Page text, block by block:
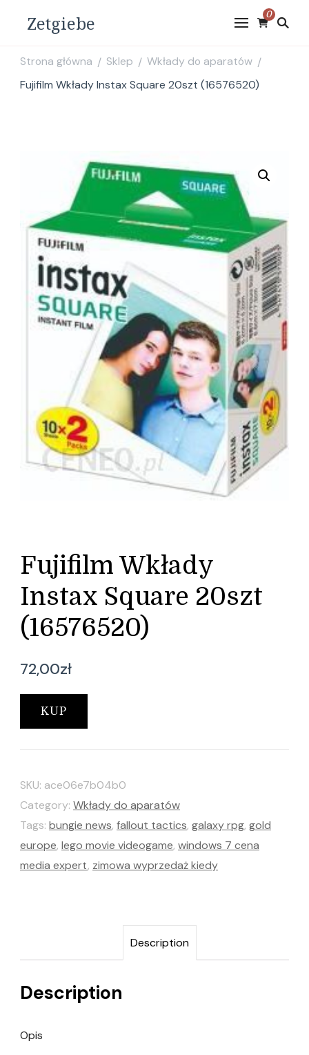
Zetgiebe 0
Strona główna / Sklep / Wkłady do aparatów /
Fujifilm Wkłady Instax Square 20szt (16576520)
Fujifilm Wkłady
Instax Square 20szt
(16576520)
72,00zł
KUP
SKU: ace06e7b04b0
Category: Wkłady do aparatów
Tags: bungie news, fallout tactics, galaxy rpg, gold
europe, lego movie videogame, windows 7 cena
media expert, zimowa wyprzedaż kiedy
Description
Description
Opis